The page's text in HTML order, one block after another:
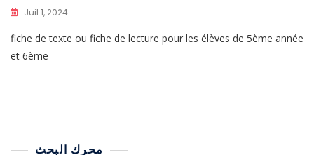
Juil 1, 2024
fiche de texte ou fiche de lecture pour les élèves de 5ème année
et 6ème
محرك البحث